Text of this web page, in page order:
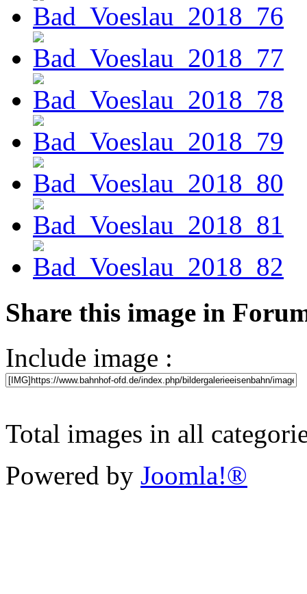
Share this image in
Include image :
Total images in all
Powered by Joomla!®